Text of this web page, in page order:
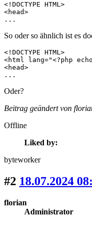
<!DOCTYPE HTML>
<head>
...
So oder so ähnlich ist es
<!DOCTYPE HTML>
<html lang="<?php
<head>
...
Oder?
Beitrag geändert von
Offline
Liked by:
byteworker
#2 18.07.2024
florian
Administrator